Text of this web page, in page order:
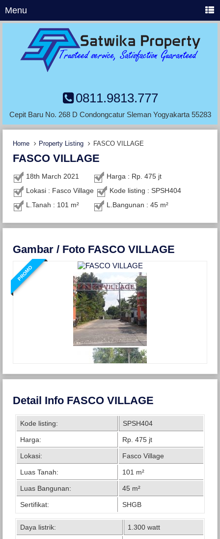
Menu
0811.9813.777
Cepit Baru No. 268 D Condongcatur Sleman Yogyakarta 55283
Home Property Listing FASCO VILLAGE
FASCO VILLAGE
18th March 2021
Harga : Rp. 475 jt
Lokasi : Fasco Village
Kode listing : SPSH404
L.Tanah : 101 m²
L.Bangunan : 45 m²
Gambar / Foto FASCO VILLAGE
PROMO
Detail Info FASCO VILLAGE
Kode listing: SPSH404
Harga: Rp. 475 jt
Lokasi: Fasco Village
Luas Tanah: 101 m²
Luas Bangunan: 45 m²
Sertifikat: SHGB
Daya listrik: 1.300 watt